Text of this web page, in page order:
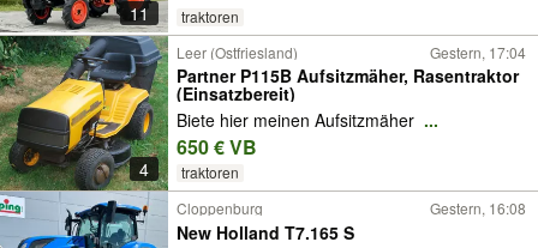
11 traktoren
4
Leer (Ostfriesland) Gestern, 17:04
Partner P115B Aufsitzmäher, Rasentraktor
(Einsatzbereit)
Biete hier meinen Aufsitzmäher ...
650 € VB
traktoren
Cloppenburg Gestern, 16:08
New Holland T7.165 S